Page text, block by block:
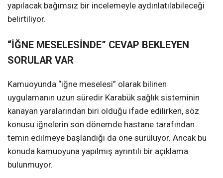
yapılacak bağımsız bir incelemeyle aydınlatılabileceği
belirtiliyor.
“İĞNE MESELESİNDE” CEVAP BEKLEYEN
SORULAR VAR
Kamuoyunda “iğne meselesi” olarak bilinen
uygulamanın uzun süredir Karabük sağlık sisteminin
kanayan yaralarından biri olduğu ifade edilirken, söz
konusu iğnelerin son dönemde hastane tarafından
temin edilmeye başlandığı da öne sürülüyor. Ancak bu
konuda kamuoyuna yapılmış ayrıntılı bir açıklama
bulunmuyor.